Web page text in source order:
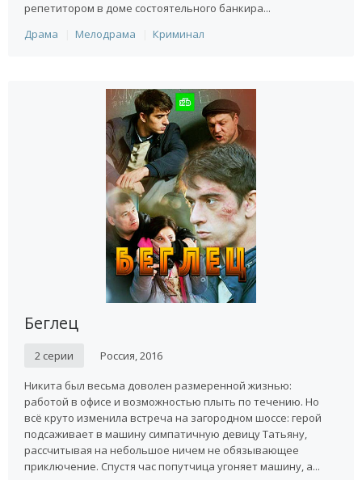
репетитором в доме состоятельного банкира...
Драма
Мелодрама Криминал
Беглец
2 серии Россия, 2016
Никита был весьма доволен размеренной жизнью:
работой в офисе и возможностью плыть по течению. Но
всё круто изменила встреча на загородном шоссе: герой
подсаживает в машину симпатичную девицу Татьяну,
рассчитывая на небольшое ничем не обязывающее
приключение. Спустя час попутчица угоняет машину, а...